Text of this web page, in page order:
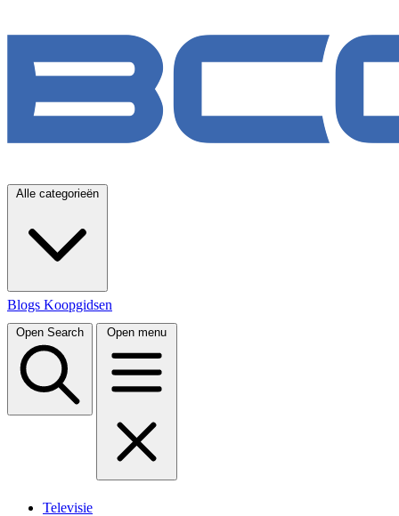
Alle categorieën
Blogs Koopgidsen
Open Search Open menu
Televisie